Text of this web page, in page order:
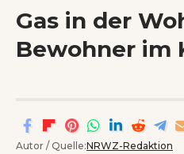
Gas in der
Bewohner im
Autor / Quelle:NRWZ-Redaktion